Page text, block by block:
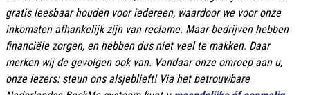
gratis leesbaar houden voor iedereen, waardoor we voor onze
inkomsten afhankelijk zijn van reclame. Maar bedrijven hebben
financiële zorgen, en hebben dus niet veel te makken. Daar
merken wij de gevolgen ook van. Vandaar onze omroep aan u,
onze lezers: steun ons alsjeblieft! Via het betrouwbare